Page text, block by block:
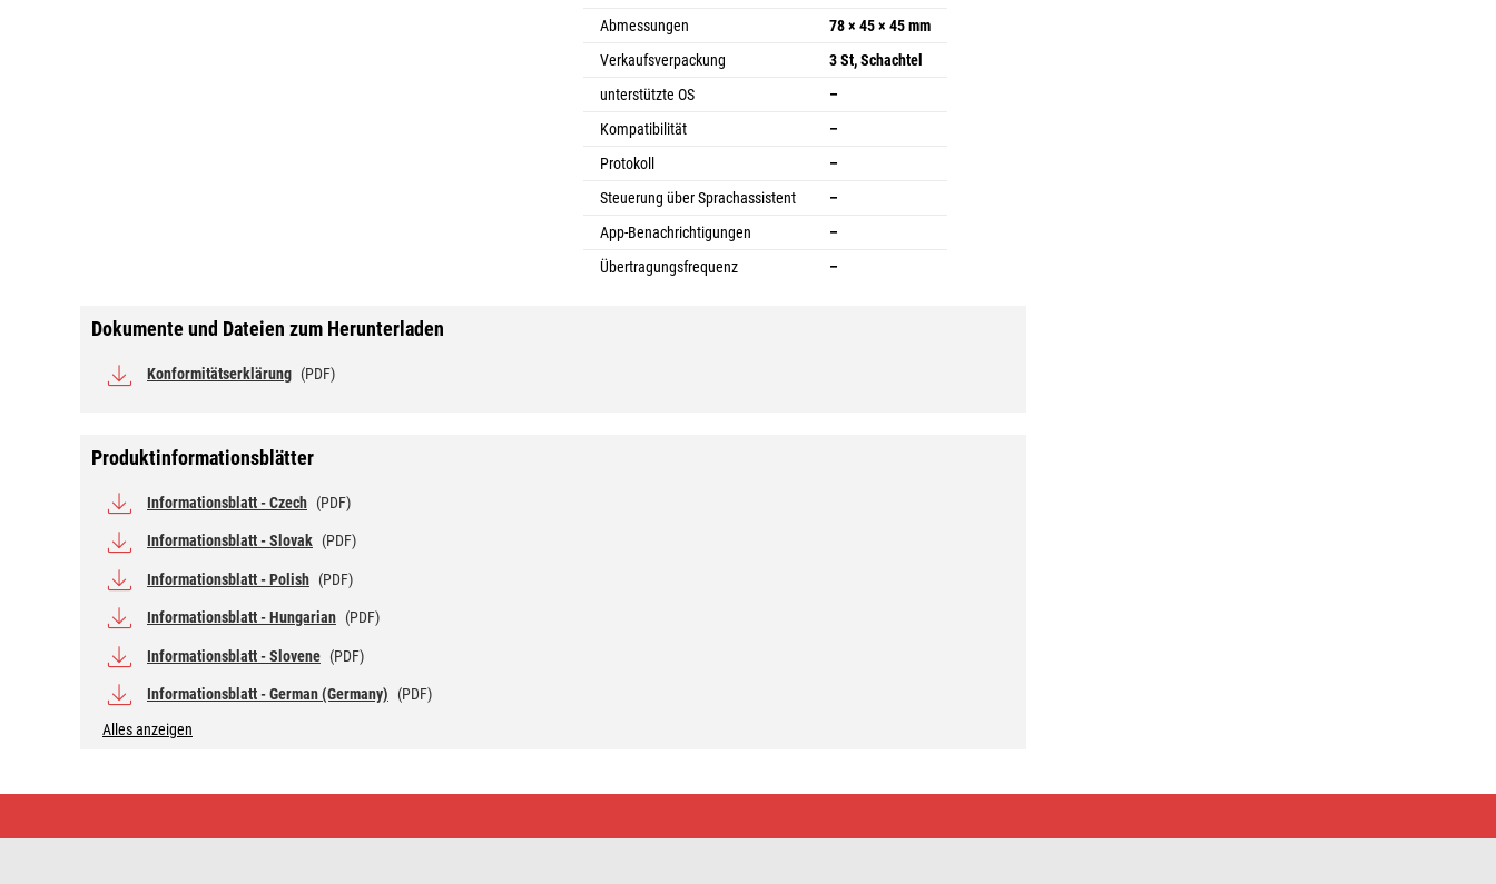
Abmessungen
78 × 45 × 45 mm
Verkaufsverpackung
3 St, Schachtel
unterstützte OS
–
Kompatibilität
–
Protokoll
–
Steuerung über Sprachassistent
–
App-Benachrichtigungen
–
Übertragungsfrequenz
–
Dokumente und Dateien zum Herunterladen
Konformitätserklärung (PDF)
Produktinformationsblätter
Informationsblatt - Czech (PDF)
Informationsblatt - Slovak (PDF)
Informationsblatt - Polish (PDF)
Informationsblatt - Hungarian (PDF)
Informationsblatt - Slovene (PDF)
Informationsblatt - German (Germany) (PDF)
Alles anzeigen
Classic